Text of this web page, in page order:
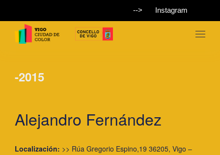
--> Instagram
-2015
Alejandro Fernández
Localización: >> Rúa Gregorio Espino,19 36205, Vigo –